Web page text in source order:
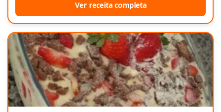
Ver receita completa